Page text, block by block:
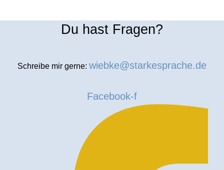
Du hast Fragen?
Schreibe mir gerne: wiebke@starkesprache.de
Facebook-f